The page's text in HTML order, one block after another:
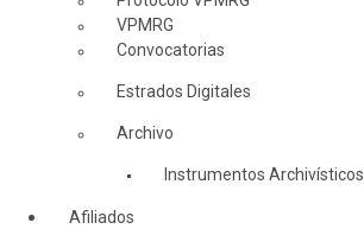
VPMRG
Convocatorias
Estrados Digitales
Archivo
Instrumentos Archivísticos
Afiliados